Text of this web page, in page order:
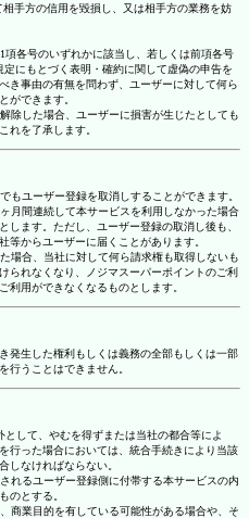
手方の信用を毀損し、又は相手方の業務を妨
各号のいずれかに該当し、若しくは前項各号
にもとづく表明・確約に関して虚偽の申告を
き事由の有無を問わず、ユーザーに対して何ら
ができます。
除した場合、ユーザーに損害が生じたとしても
れを了承します。
もユーザー登録を取消しすることができます。
月間連続して本サービスを利用しなかった場合
します。ただし、ユーザー登録の取消し後も、
等からユーザーに届くことがあります。
場合、当社に対して何ら請求権も取得しないも
られなくなり、ノジマスーパーポイントのご利
利用ができなくなるものとします。
発生した権利もしくは義務の全部もしくは一部
行うことはできません。
して、やむを得ずまたは当社の都合等によ
行った場合においては、統合手続きにより当該
しなければならない。
れるユーザー登録側に付帯する本サービスの内
のとする。
商業目的を有している可能性がある場合や、そ